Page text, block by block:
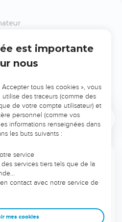
l’espoir en
Mensuel
est importante
nous
tous les cookies », vous
des traceurs (comme des
de votre compte utilisateur) et
personnel (comme vos
informations renseignées dans
les buts suivants :
service
services tiers tels que de la
contact avec notre service de
mes cookies